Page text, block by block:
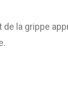
la grippe